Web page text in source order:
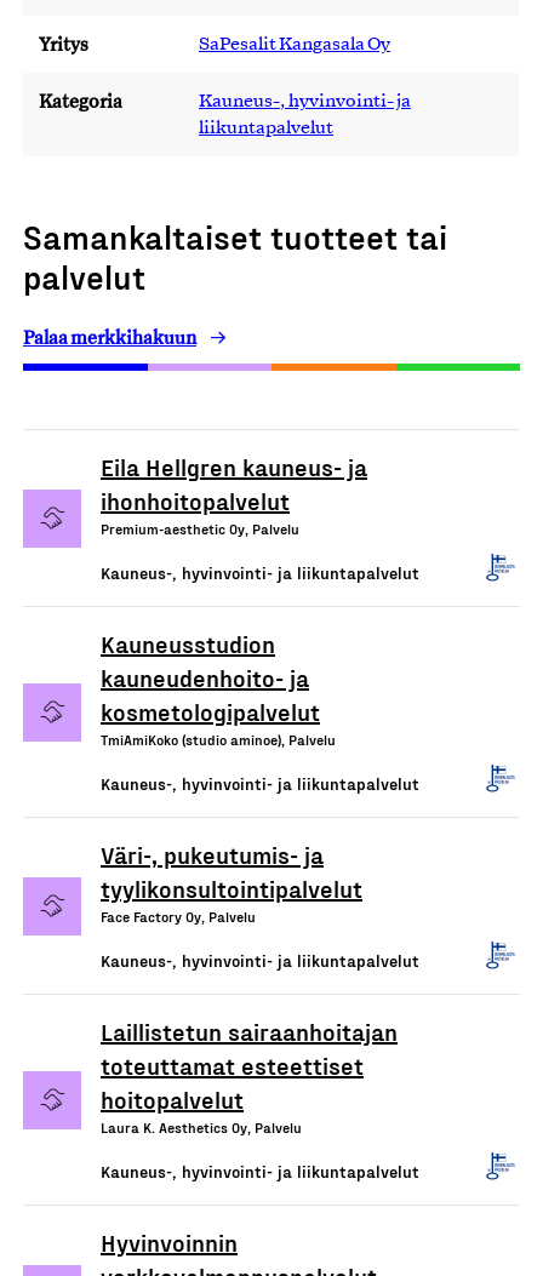
Yritys SaPesalit Kangasala Oy
Kategoria
Kauneus-, hyvinvointi- ja
liikuntapalvelut
Samankaltaiset tuotteet tai
palvelut
Palaa merkkihakuun
Eila Hellgren kauneus- ja
ihonhoitopalvelut
Premium-aesthetic Oy, Palvelu
Kauneus-, hyvinvointi- ja liikuntapalvelut
Kauneusstudion
kauneudenhoito- ja
kosmetologipalvelut
TmiAmiKoko (studio aminoe), Palvelu
Kauneus-, hyvinvointi- ja liikuntapalvelut
Väri-, pukeutumis- ja
tyylikonsultointipalvelut
Face Factory Oy, Palvelu
Kauneus-, hyvinvointi- ja liikuntapalvelut
Laillistetun sairaanhoitajan
toteuttamat esteettiset
hoitopalvelut
Laura K. Aesthetics Oy, Palvelu
Kauneus-, hyvinvointi- ja liikuntapalvelut
Hyvinvoinnin